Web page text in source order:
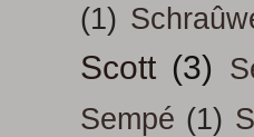
(1)
Scott (3)
Sempé (1)